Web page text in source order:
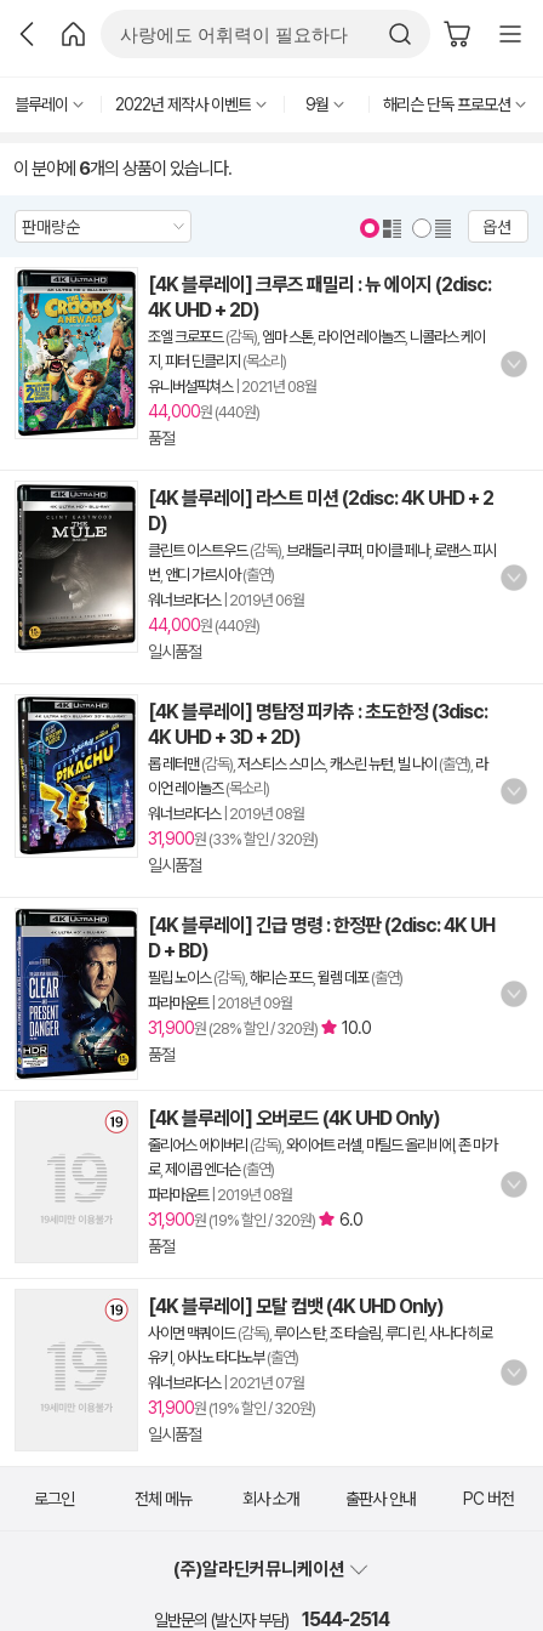
블루레이 2022년 제작사 이벤트 9월 해리슨 단독 프로모션
이 분야에 6개의 상품이 있습니다.
옵션
[4K 블루레이] 크루즈 패밀리 : 뉴 에이지 (2disc:
4K UHD + 2D)
조엘 크로포드(감독), 엠마 스톤, 라이언 레이놀즈, 니콜라스 케이
지 피터 딘클리지 (목소리)
유니버설픽쳐스| 2021년 08월
44,000원 (440원)
품절
[4K 블루레이] 라스트 미션 (2disc: 4K UHD + 2
D)
클린트 이스트우드(감독), 브래들리 쿠퍼 마이클 페나,로랜스 피시
번 앤디 가르시아(출연)
워너브라더스| 2019년 06월
44,000원 (440원)
일시품절
[4K 블루레이] 명탐정 피카츄 : 초도한정 (3disc:
4K UHD + 3D + 2D)
롭 레터맨(감독), 저스티스 스미스, 캐스린 뉴턴 빌 나이 (출연), 라
이언 레이놀즈(목소리)
워너브라더스| 2019년 08월
31,900원 (33% 할인 / 320원)
일시품절
[4K 블루레이] 긴급 명령 : 한정판 (2disc: 4K UH
D + BD)
필립 노이스(감독), 해리슨 포드, 윌렘 데포(출연)
파라마운트| 2018년 09월
31,900원 (28% 할인 / 320원)
10.0
품절
[4K 블루레이] 오버로드 (4K UHD Only)
줄리어스 에이버리 (감독), 와이어트 러셀 마틸드 올리비에 존 마가
로, 제이콥 엔더슨(출연)
파라마운트| 2019년 08월
31,900원 (19% 할인 / 320원)
6.0
품절
[4K 블루레이] 모탈 컴뱃 (4K UHD Only)
사이먼 맥쿼이드(감독), 루이스 탄,조 타슬림 루디 린 사나다 히로
유키 아사노 타다노부(출연)
워너브라더스| 2021년 07월
31,900원 (19% 할인 / 320원)
일시품절
로그인 전체 메뉴 회사 소개 출판사 안내 PC 버전
(주)알라딘커뮤니케이션
일반문의 (발신자 부담) 1544-2514